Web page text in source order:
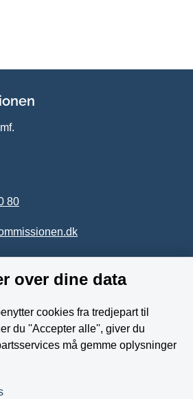
80
over dine data
cookies fra tredjepart til
du ''Accepter alle'', giver du
må gemme oplysninger